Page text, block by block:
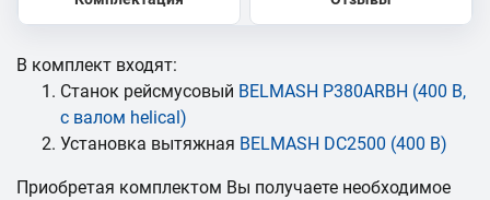
В комплект входят:
Станок рейсмусовый BELMASH P380ARBH (400 В,
с валом helical)
Установка вытяжная BELMASH DC2500 (400 В)
Приобретая комплектом Вы получаете необходимое